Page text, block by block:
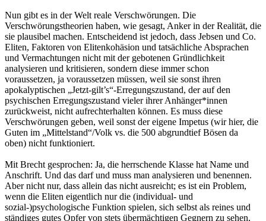
Nun gibt es in der Welt reale Verschwörungen. Die
Verschwörungstheorien haben, wie gesagt, Anker in der Realität, die
sie plausibel machen. Entscheidend ist jedoch, dass Jebsen und Co.
Eliten, Faktoren von Elitenkohäsion und tatsächliche Absprachen
und Vermachtungen nicht mit der gebotenen Gründlichkeit
analysieren und kritisieren, sondern diese immer schon
voraussetzen, ja voraussetzen müssen, weil sie sonst ihren
apokalyptischen „Jetzt-gilt’s“-Erregungszustand, der auf den
psychischen Erregungszustand vieler ihrer Anhänger*innen
zurückweist, nicht aufrechterhalten können. Es muss diese
Verschwörungen geben, weil sonst der eigene Impetus (wir hier, die
Guten im „Mittelstand“/Volk vs. die 500 abgrundtief Bösen da
oben) nicht funktioniert.
Mit Brecht gesprochen: Ja, die herrschende Klasse hat Name und
Anschrift. Und das darf und muss man analysieren und benennen.
Aber nicht nur, dass allein das nicht ausreicht; es ist ein Problem,
wenn die Eliten eigentlich nur die (individual- und
sozial-)psychologische Funktion spielen, sich selbst als reines und
ständiges gutes Opfer von stets übermächtigen Gegnern zu sehen,